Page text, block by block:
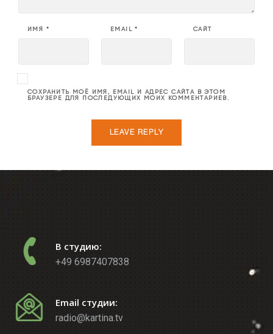
ИМЯ * EMAIL* САЙТ
СОХРАНИТЬ МОЁ ИМЯ, EMAIL И АДРЕС САЙТА В ЭТОМ
БРАУЗЕРЕ ДЛЯ ПОСЛЕДУЮЩИХ МОИХ КОММЕНТАРИЕВ.
В студию:
+49 6987407838
Email студии:
radio@kartina.tv